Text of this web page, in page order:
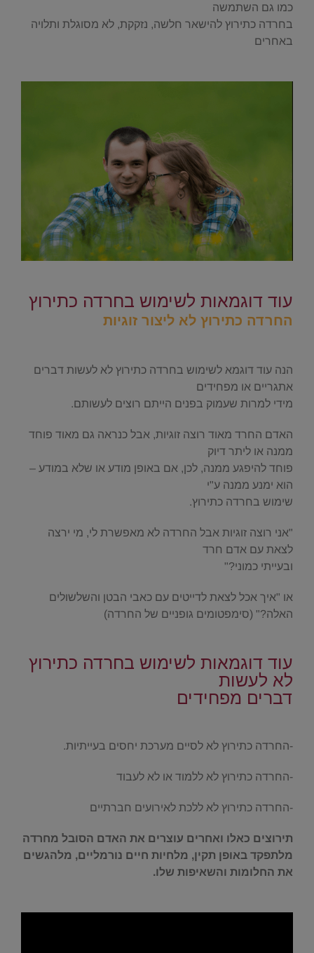
כמו גם השתמשה
בחרדה כתירוץ להישאר חלשה, נזקקת, לא מסוגלת ותלויה
באחרים
עוד דוגמאות לשימוש בחרדה כתירוץ
החרדה כתירוץ לא ליצור זוגיות
הנה עוד דוגמא לשימוש בחרדה כתירוץ לא לעשות דברים
אתגריים או מפחידים
מידי למרות שעמוק בפנים הייתם רוצים לעשותם.
האדם החרד מאוד רוצה זוגיות, אבל כנראה גם מאוד פוחד
ממנה או ליתר דיוק
פוחד להיפגע ממנה, לכן, אם באופן מודע או שלא במודע –
הוא ימנע ממנה ע"י
שימוש בחרדה כתירוץ.
"אני רוצה זוגיות אבל החרדה לא מאפשרת לי, מי ירצה
לצאת עם אדם חרד
ובעייתי כמוני?"
או "איך אכל לצאת לדייטים עם כאבי הבטן והשלשולים
האלה?" (סימפטומים גופניים של החרדה)
עוד דוגמאות לשימוש בחרדה כתירוץ
לא לעשות
דברים מפחידים
-החרדה כתירוץ לא לסיים מערכת יחסים בעייתיות.
-החרדה כתירוץ לא ללמוד או לא לעבוד
-החרדה כתירוץ לא ללכת לאירועים חברתיים
תירוצים כאלו ואחרים עוצרים את האדם הסובל מחרדה
מלתפקד באופן תקין, מלחיות חיים נורמליים, מלהגשים
את החלומות והשאיפות שלו.